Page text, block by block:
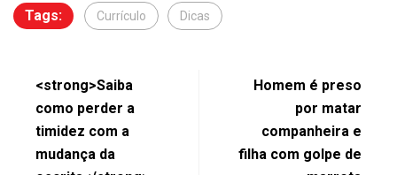
Tags: Currículo Dicas
<strong>Saiba
como perder a
timidez com a
mudança da
Homem é preso
por matar
companheira e
filha com golpe de